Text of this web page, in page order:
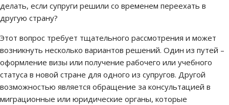
делать, если супруги решили со временем переехать в
другую страну?
Этот вопрос требует тщательного рассмотрения и может
возникнуть несколько вариантов решений. Один из путей –
оформление визы или получение рабочего или учебного
статуса в новой стране для одного из супругов. Другой
возможностью является обращение за консультацией в
миграционные или юридические органы, которые